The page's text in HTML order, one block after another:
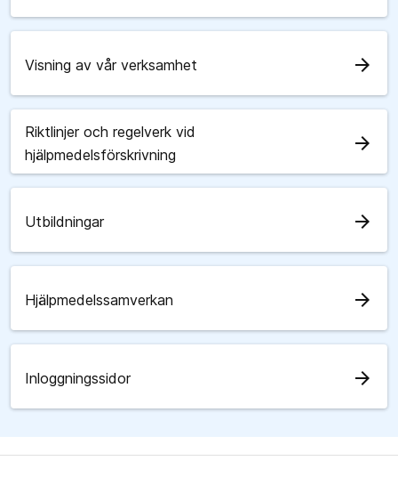
Visning av vår verksamhet arrow_forward
Riktlinjer och regelverk vid
hjälpmedelsförskrivning
arrow_forward
Utbildningar arrow_forward
Hjälpmedelssamverkan arrow_forward
Inloggningssidor arrow_forward